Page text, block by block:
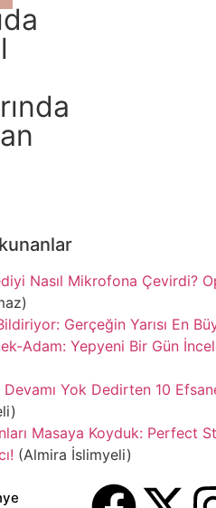
Nasıl Mikrofona Çevirdi?
Gerçeğin Yarısı En
Adam: Yepyeni Bir Gün
Devamı Yok Dedirten 10
Masaya Koyduk: Perfect
(Almira İslimyeli)